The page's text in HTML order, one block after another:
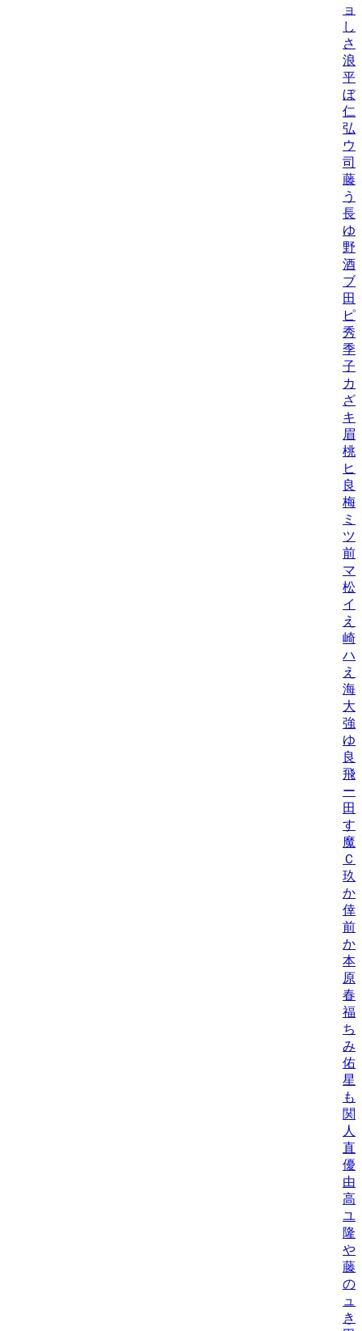
ョ
し
さ
浪
平/
ぼ
仁
弘/
ウ
司/
藤
う
長
ゆ
野
酒
ブ
田
ピ
秀
季/
子/
カ
ざ
キ
眉
桃/
ヒ
良
梅
ミ
ツ
前
マ
松
イ
え
崎
ハ
え
海
大
強/
ゆ
良
飛
ー
田
す
魔
Ｃ
玖/
か/
倖
前
か/
本
原
春/
福
ち
み/
佑
星
も
関
人
直
優/
由
高
ユ/
隆
や
藤
の
ュ
き